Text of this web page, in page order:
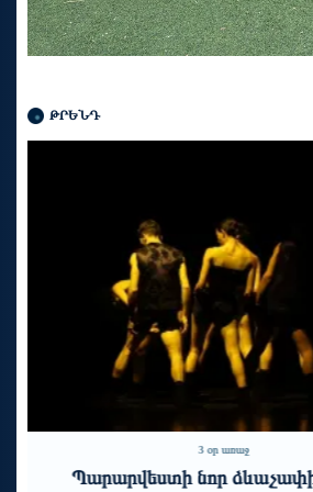
ԹՐԵՆԴ
6 օր առաջ
Եվրոպայի մեր